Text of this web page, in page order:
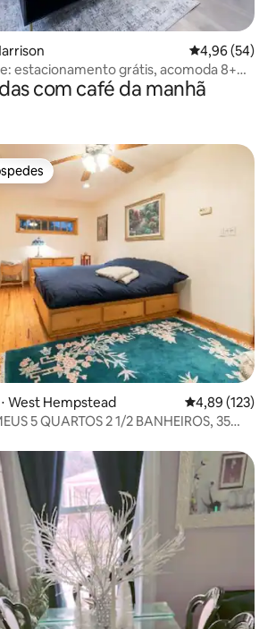
4,96 de uma
4,96 (54)
estacionamento grátis, acomoda 8+
trem e de Nova York
com café da manhã
West Hempstead 4,89 de uma
4,89 (123)
5 QUARTOS 2 1/2 BANHEIROS, 35